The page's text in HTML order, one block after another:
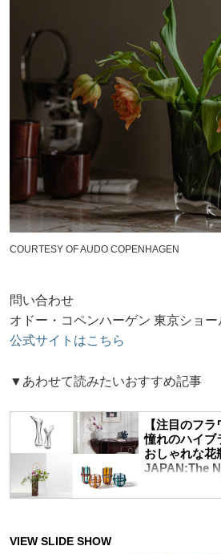
COURTESY OF AUDO COPENHAGEN
問い合わせ
オドー・コペンハーゲン 東京ショー
公式サイトはこちら
▼あわせて読みたいおすすめ記事
【注目のフラ
憧れのハイブ
おしゃれな花
JAPAN:The